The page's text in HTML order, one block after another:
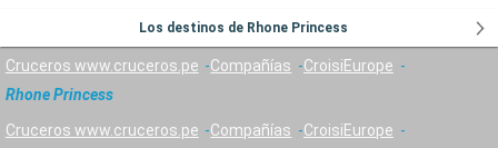
Los destinos de Rhone Princess
Cruceros www.cruceros.pe Compañías
CroisiEurope
Rhone Princess
Cruceros www.cruceros.pe Compañías
CroisiEurope